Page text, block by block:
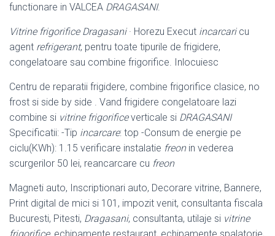
functionare in VALCEA DRAGASANI.
Vitrine frigorifice Dragasani· Horezu Execut incarcaricu
agent refrigerant, pentru toate tipurile de frigidere,
congelatoare sau combine frigorifice. Inlocuiesc
Centru de reparatii frigidere, combine frigorifice clasice, no
frost si side by side . Vand frigidere congelatoare lazi
combine si vitrine frigorificeverticale si DRAGASANI
Specificatii: -Tip incarcare: top -Consum de energie pe
ciclu(KWh): 1.15 verificare instalatie freonin vederea
scurgerilor 50 lei, reancarcare cu freon
Magneti auto, Inscriptionari auto, Decorare vitrine, Bannere,
Print digital de mici si 101, impozit venit, consultanta fiscala
Bucuresti, Pitesti, Dragasani, consultanta, utilaje si vitrine
frigorifice, echipamente restaurant, echipamente spalatorie,